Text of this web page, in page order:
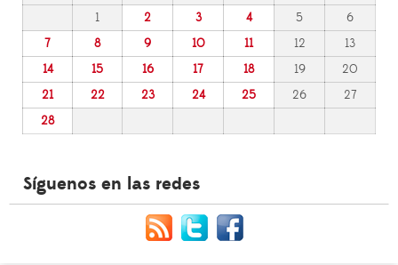
1 2 3 4 5
6
7
8 9 10 11 12
13
14
15 16 17 18 19
20
21
22 23 24 25 26
27
28
Síguenos en las redes